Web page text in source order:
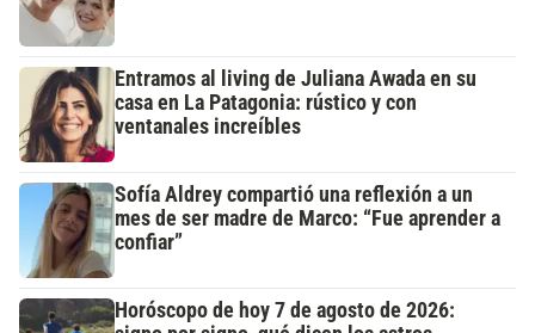
Entramos al living de Juliana Awada en su
casa en La Patagonia: rústico y con
ventanales increíbles
Sofía Aldrey compartió una reflexión a un
mes de ser madre de Marco: “Fue aprender a
confiar”
Horóscopo de hoy 7 de agosto de 2026: